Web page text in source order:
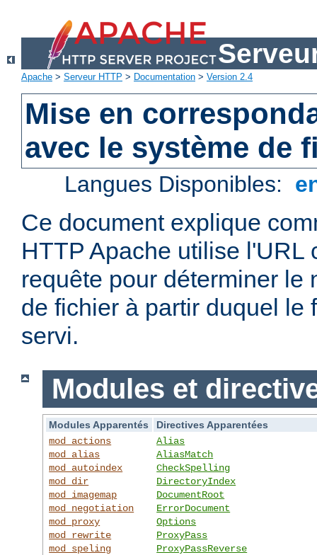
Apache > Serveur HTTP > Documentation > Version 2.4
Mise en
avec le système de
Langues Disponibles:
Ce document explique
HTTP Apache utilise l'URL
requête pour déterminer le
de fichier à partir duquel le
servi.
Modules et
Modules Apparentés
Directives Apparentées
mod_actions
mod_alias
mod_autoindex
mod_dir
mod_imagemap
mod_negotiation
mod_proxy
mod_rewrite
mod_speling
Alias
AliasMatch
CheckSpelling
DirectoryIndex
DocumentRoot
ErrorDocument
Options
ProxyPass
ProxyPassReverse